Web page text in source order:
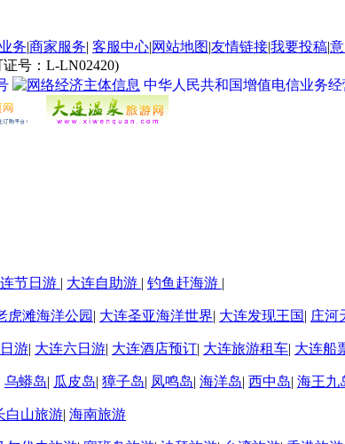
务|商家服务| 客服中心|网站地图|友情链接|我要投稿|
号：L-LN02420)
中华人民共和国增值电信业务
节日游 | 大连自助游 | 钓鱼赶海游 |
虎滩海洋公园 | 大连圣亚海洋世界| 大连发现王国| 庄河
游| 大连六日游| 大连酒店预订| 大连旅游租车| 大连船
乌蟒岛| 瓜皮岛| 獐子岛| 凤鸣岛| 海洋岛| 西中岛| 海王九
白山旅游| 海南旅游